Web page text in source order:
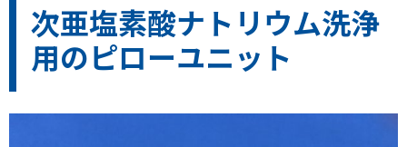
次亜塩素酸ナトリウム洗浄
用のピローユニット